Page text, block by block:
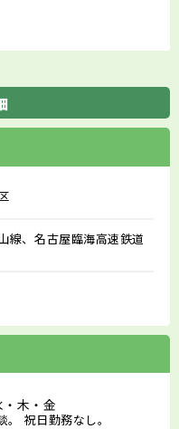
線、名古屋臨海高速鉄道
木・金
祝日勤務なし。